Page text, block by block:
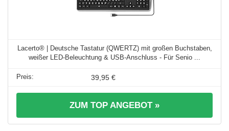
Lacerto® | Deutsche Tastatur (QWERTZ) mit großen Buchstaben,
weißer LED-Beleuchtung & USB-Anschluss - Für Senio ...
39,95 €
ZUM TOP ANGEBOT »